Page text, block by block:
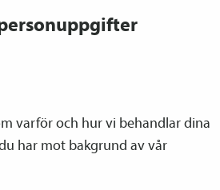
varför och hur vi behandlar dina
har mot bakgrund av vår